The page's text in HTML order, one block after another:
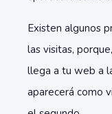
Existen algunos
las visitas,
llega a tu web a
aparecerá como